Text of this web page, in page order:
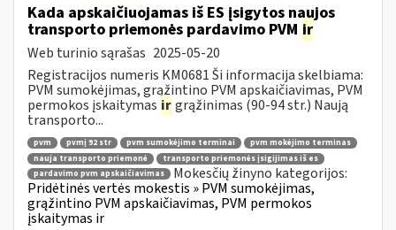
Kada apskaičiuojamas iš ES įsigytos naujos
transporto priemonės pardavimo PVM ir
Web turinio sąrašas 2025-05-20
Registracijos numeris KM0681 Ši informacija skelbiama:
PVM sumokėjimas, grąžintino PVM apskaičiavimas, PVM
permokos įskaitymas irgrąžinimas (90-94 str.) Naują
transporto...
pvm pvmį 92 str pvm sumokėjimo terminai
pvm mokėjimo terminas
nauja transporto priemonė
transporto priemonės įsigijimas iš es
pardavimo pvm apskaičiavimas
Mokesčių žinyno kategorijos:
Pridėtinės vertės mokestis » PVM sumokėjimas,
grąžintino PVM apskaičiavimas, PVM permokos
įskaitymas ir